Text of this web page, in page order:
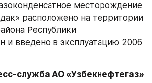
месторождение
расположено на территории
Республики
и введено в эксплуатацию 2006
служба АО «Узбекнефтегаз»